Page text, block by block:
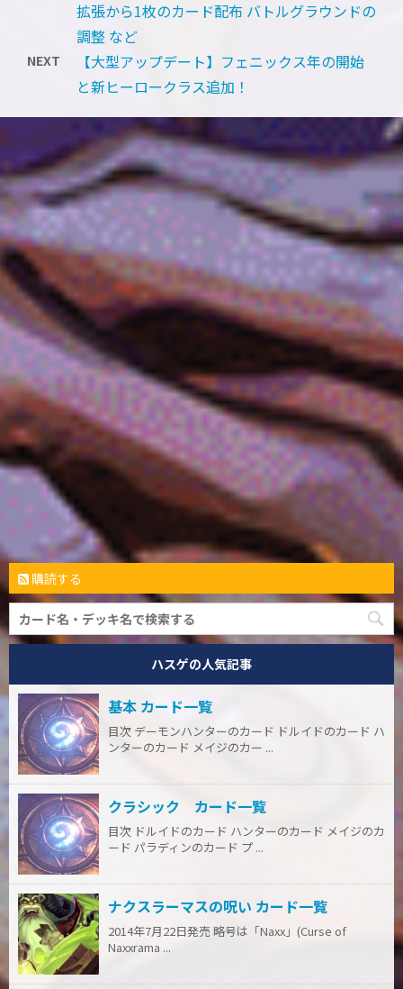
拡張から1枚のカード配布 バトルグラウンドの
調整 など
NEXT
【大型アップデート】フェニックス年の開始
と新ヒーロークラス追加！
購読する
ハスゲの人気記事
基本 カード一覧
目次 デーモンハンターのカード ドルイドのカード ハ
ンターのカード メイジのカー ...
クラシック カード一覧
目次 ドルイドのカード ハンターのカード メイジのカ
ード パラディンのカード プ ...
ナクスラーマスの呪い カード一覧
2014年7月22日発売 略号は「Naxx」(Curse of
Naxxrama ...